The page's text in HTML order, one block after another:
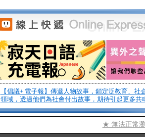
【倡議+ 電子報】傳遞人物故事，鎖定泛教育、社
領域，透過他們為社會付出故事，期待引起更多共
★ 無法正常